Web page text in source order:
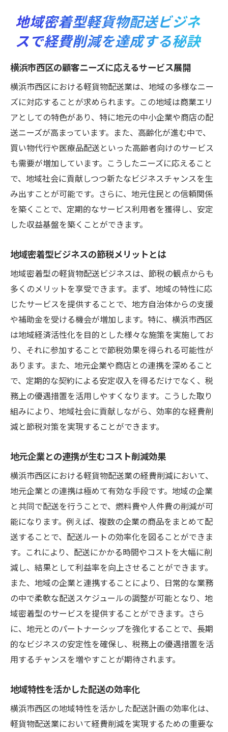
地域密着型軽貨物配送ビジネ
スで経費削減を達成する秘訣
横浜市西区の顧客ニーズに応えるサービス展開
横浜市西区における軽貨物配送業は、地域の多様なニー
ズに対応することが求められます。この地域は商業エリ
アとしての特色があり、特に地元の中小企業や商店の配
送ニーズが高まっています。また、高齢化が進む中で、
買い物代行や医療品配送といった高齢者向けのサービス
も需要が増加しています。こうしたニーズに応えること
で、地域社会に貢献しつつ新たなビジネスチャンスを生
み出すことが可能です。さらに、地元住民との信頼関係
を築くことで、定期的なサービス利用者を獲得し、安定
した収益基盤を築くことができます。
地域密着型ビジネスの節税メリットとは
地域密着型の軽貨物配送ビジネスは、節税の観点からも
多くのメリットを享受できます。まず、地域の特性に応
じたサービスを提供することで、地方自治体からの支援
や補助金を受ける機会が増加します。特に、横浜市西区
は地域経済活性化を目的とした様々な施策を実施してお
り、それに参加することで節税効果を得られる可能性が
あります。また、地元企業や商店との連携を深めること
で、定期的な契約による安定収入を得るだけでなく、税
務上の優遇措置を活用しやすくなります。こうした取り
組みにより、地域社会に貢献しながら、効率的な経費削
減と節税対策を実現することができます。
地元企業との連携が生むコスト削減効果
横浜市西区における軽貨物配送業の経費削減において、
地元企業との連携は極めて有効な手段です。地域の企業
と共同で配送を行うことで、燃料費や人件費の削減が可
能になります。例えば、複数の企業の商品をまとめて配
送することで、配送ルートの効率化を図ることができま
す。これにより、配送にかかる時間やコストを大幅に削
減し、結果として利益率を向上させることができます。
また、地域の企業と連携することにより、日常的な業務
の中で柔軟な配送スケジュールの調整が可能となり、地
域密着型のサービスを提供することができます。さら
に、地元とのパートナーシップを強化することで、長期
的なビジネスの安定性を確保し、税務上の優遇措置を活
用するチャンスを増やすことが期待されます。
地域特性を活かした配送の効率化
横浜市西区の地域特性を活かした配送計画の効率化は、
軽貨物配送業において経費削減を実現するための重要な